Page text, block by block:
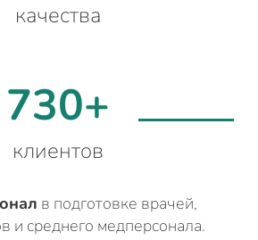
качества
730+
клиентов
в подготовке врачей,
и среднего медперсонала.